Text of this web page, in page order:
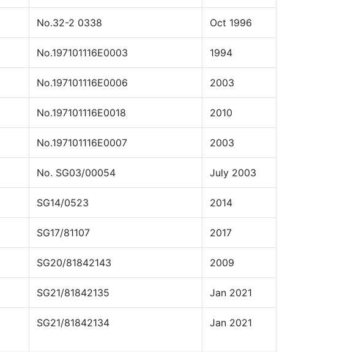
No.32-2 0338 Oct 1996
No.197101116E0003 1994
No.197101116E0006 2003
No.197101116E0018 2010
No.197101116E0007 2003
No. SG03/00054 July 2003
SG14/0523 2014
SG17/81107 2017
SG20/81842143 2009
SG21/81842135 Jan 2021
SG21/81842134 Jan 2021